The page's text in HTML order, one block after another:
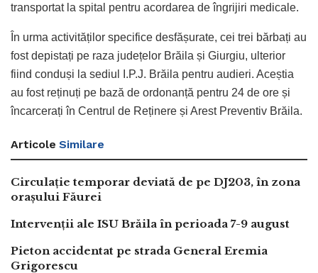
transportat la spital pentru acordarea de îngrijiri medicale.
În urma activităților specifice desfășurate, cei trei bărbați au
fost depistați pe raza județelor Brăila și Giurgiu, ulterior
fiind conduși la sediul I.P.J. Brăila pentru audieri. Aceștia
au fost reținuți pe bază de ordonanță pentru 24 de ore și
încarcerați în Centrul de Reținere și Arest Preventiv Brăila.
Articole Similare
Circulație temporar deviată de pe DJ203, în zona
orașului Făurei
Intervenții ale ISU Brăila în perioada 7-9 august
Pieton accidentat pe strada General Eremia
Grigorescu